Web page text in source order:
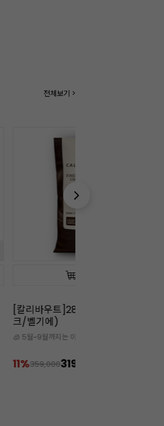
전체보기 >
[칼리바우트]2815다크(10kg/벌
크/벨기에)
🧊 5월~9월까지는 아이스박스 필수
11%359,000319,900원